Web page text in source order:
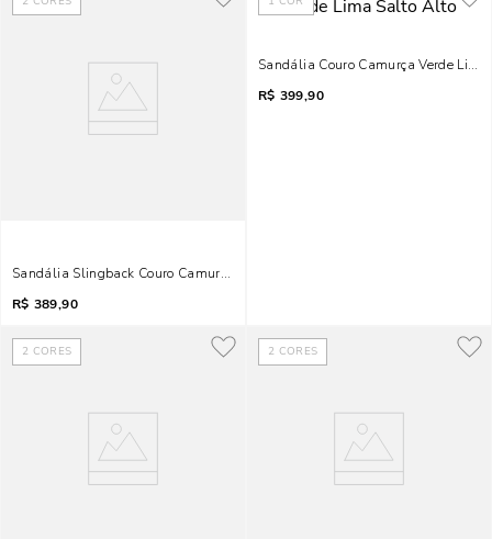
Sandália Slingback Couro Camurça Bege Fog Salto Alto
R$ 389,90
Sandália Couro Camurça Verde
R$ 399,90
2 CORES 2 CORES